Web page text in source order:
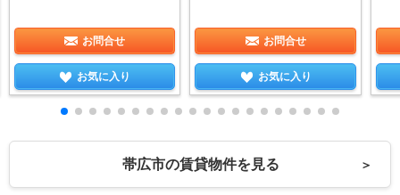
お問合せ
お気に入り
お問合せ
お気に入り
帯広市の賃貸物件を見る ＞